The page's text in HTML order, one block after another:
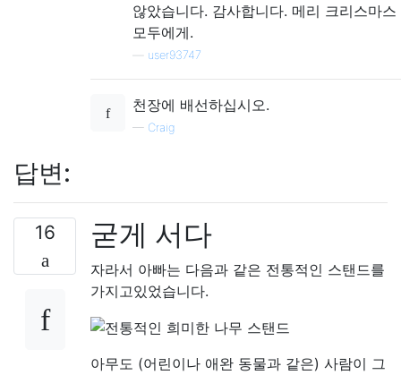
않았습니다. 감사합니다. 메리 크리스마스
모두에게.
user93747
천장에 배선하십시오.
— Craig
답변:
16 굳게 서다
자라서 아빠는 다음과 같은 전통적인 스탠드를
가지고있었습니다.
아무도 (어린이나 애완 동물과 같은) 사람이 그